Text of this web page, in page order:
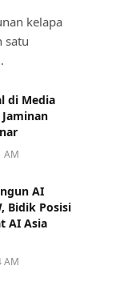
kelapa
satu
di Media
AM
AI
Bidik Posisi
AI Asia
AM